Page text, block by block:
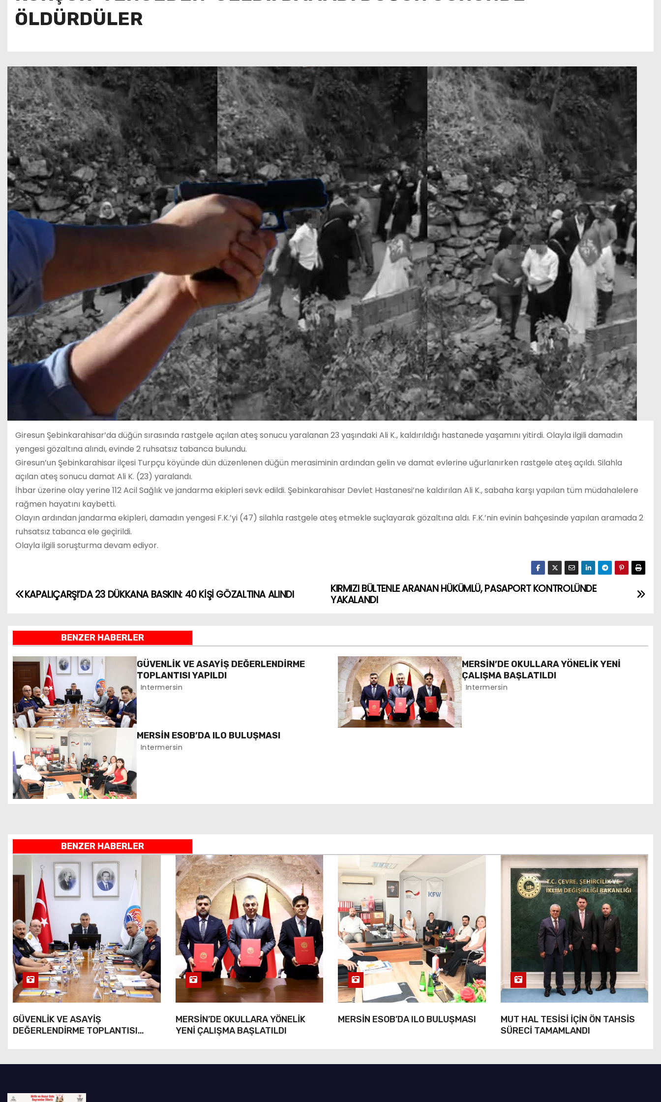
ÖLDÜRDÜLER
Giresun Şebinkarahisar’da düğün sırasında rastgele açılan ateş sonucu yaralanan 23 yaşındaki Ali K., kaldırıldığı hastanede yaşamını yitirdi. Olayla ilgili damadın
yengesi gözaltına alındı, evinde 2 ruhsatsız tabanca bulundu.
Giresun’un Şebinkarahisar ilçesi Turpçu köyünde dün düzenlenen düğün merasiminin ardından gelin ve damat evlerine uğurlanırken rastgele ateş açıldı. Silahla
açılan ateş sonucu damat Ali K. (23) yaralandı.
İhbar üzerine olay yerine 112 Acil Sağlık ve jandarma ekipleri sevk edildi. Şebinkarahisar Devlet Hastanesi’ne kaldırılan Ali K., sabaha karşı yapılan tüm müdahalelere
rağmen hayatını kaybetti.
Olayın ardından jandarma ekipleri, damadın yengesi F.K.’yi (47) silahla rastgele ateş etmekle suçlayarak gözaltına aldı. F.K.’nin evinin bahçesinde yapılan aramada 2
ruhsatsız tabanca ele geçirildi.
Olayla ilgili soruşturma devam ediyor.
Y
z
ı
g
e
z
i
n
m
e
i
KIRMIZI BÜLTENLE ARANAN HÜKÜMLÜ, PASAPORT KONTROLÜNDE
YAKALANDI
KAPALIÇARŞI’DA 23 DÜKKANA BASKIN: 40 KİŞİ GÖZALTINA ALINDI
BENZER HABERLER
GÜVENLİK VE ASAYİŞ DEĞERLENDİRME
TOPLANTISI YAPILDI
Intermersin
MERSİN’DE OKULLARA YÖNELİK YENİ
ÇALIŞMA BAŞLATILDI
Intermersin
MERSİN ESOB’DA ILO BULUŞMASI
Intermersin
BENZER HABERLER
GÜVENLİK VE ASAYİŞ
DEĞERLENDİRME TOPLANTISI
MERSİN’DE OKULLARA YÖNELİK
YENİ ÇALIŞMA BAŞLATILDI
MERSİN ESOB’DA ILO BULUŞMASI
MUT HAL TESİSİ İÇİN ÖN TAHSİS
SÜRECİ TAMAMLANDI